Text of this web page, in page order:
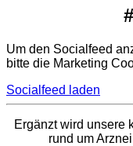
Um den Socialfeed
bitte die Marketing
Socialfeed laden
Ergänzt wird unsere
rund um